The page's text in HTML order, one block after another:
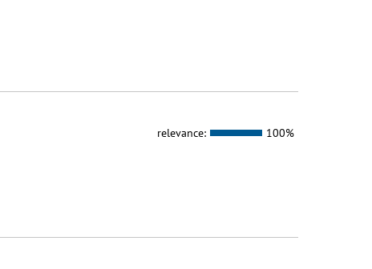
relevance: 100%